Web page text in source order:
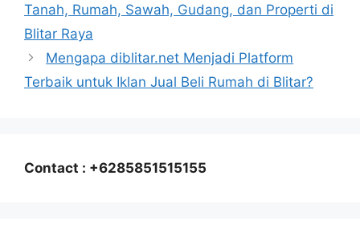
Tanah, Rumah, Sawah, Gudang, dan Properti di
Blitar Raya
Mengapa diblitar.net Menjadi Platform
Terbaik untuk Iklan Jual Beli Rumah di Blitar?
Contact : +6285851515155